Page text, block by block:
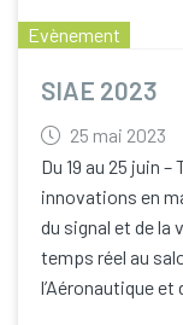
Evènement
SIAE 2023
25 mai 2023
Du 19 au 25 juin
innovations en
du signal et de la
temps réel au
l’Aéronautique et